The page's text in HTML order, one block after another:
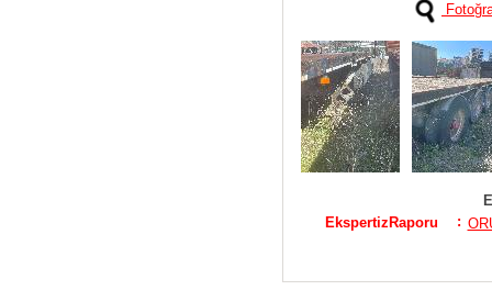
EkspertizRaporu
: